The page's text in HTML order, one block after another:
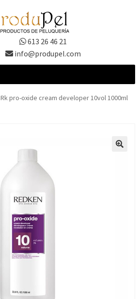
613 26 46 21
info@produpel.com
Rk pro-oxide cream developer 10vol 1000ml